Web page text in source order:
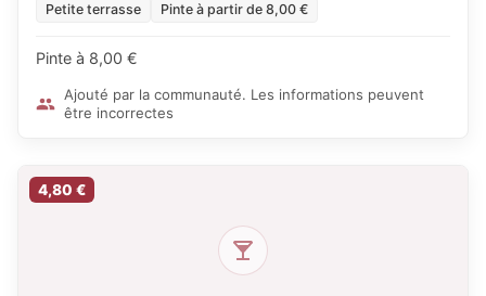
Petite terrasse Pinte à partir de 8,00 €
Pinte à 8,00 €
Ajouté par la communauté. Les informations peuvent
être incorrectes
4,80 €